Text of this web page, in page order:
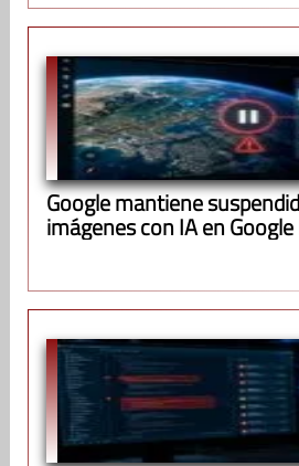
Google mantiene
imágenes con IA en